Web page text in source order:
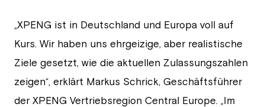
„XPENG ist in Deutschland und Europa voll auf
Kurs. Wir haben uns ehrgeizige, aber realistische
Ziele gesetzt, wie die aktuellen Zulassungszahlen
zeigen“, erklärt Markus Schrick, Geschäftsführer
der XPENG Vertriebsregion Central Europe. „Im